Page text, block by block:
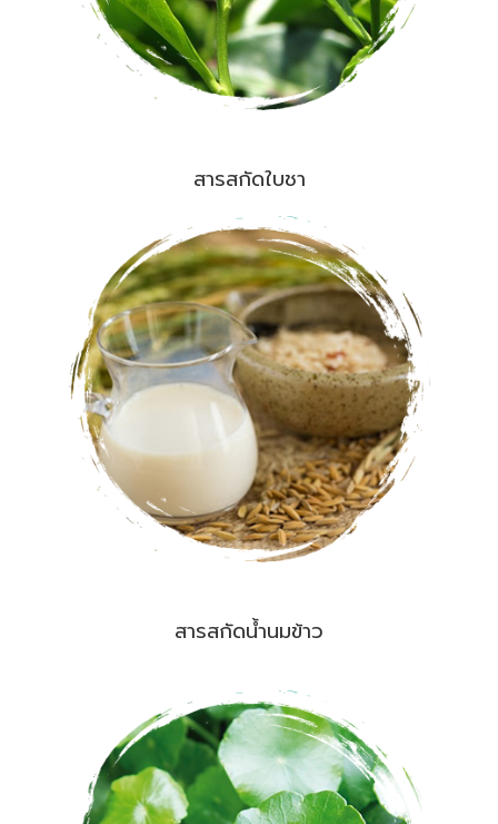
สารสกัดใบชา
สารสกัดน้ำนมข้าว